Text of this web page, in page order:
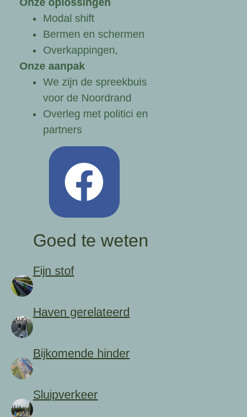
Onze oplossingen
Modal shift
Bermen en schermen
Overkappingen,
Onze aanpak
We zijn de spreekbuis
voor de Noordrand
Overleg met politici en
partners
Goed te weten
Fijn stof
Haven gerelateerd
Bijkomende hinder
Sluipverkeer